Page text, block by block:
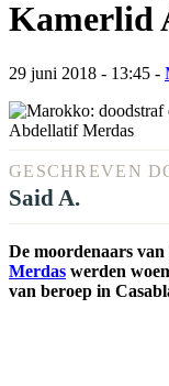
Kamerlid
29 juni 2018 - 13:45 -
GESCHREVEN
Said A.
De moordenaars
Merdas werden
van beroep in